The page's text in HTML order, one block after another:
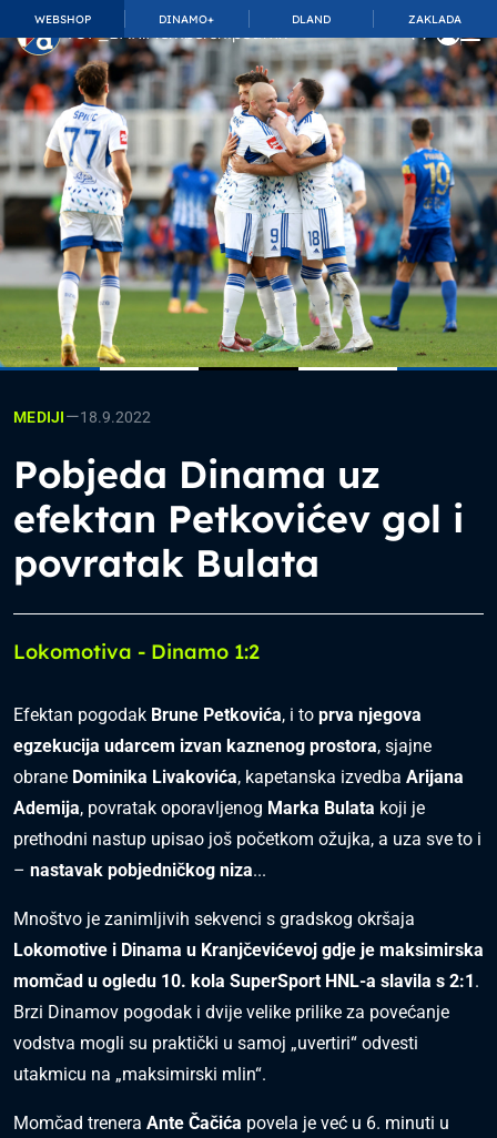
WEBSHOP DINAMO+ DLAND ZAKLADA
TOP_BAR.MembershipSuffix
MEDIJI—18.9.2022
Pobjeda Dinama uz
efektan Petkovićev gol i
povratak Bulata
Lokomotiva - Dinamo 1:2
Efektan pogodak Brune Petkovića, i to prva njegova
egzekucija udarcem izvan kaznenog prostora, sjajne
obrane Dominika Livakovića, kapetanska izvedba Arijana
Ademija, povratak oporavljenog Marka Bulata koji je
prethodni nastup upisao još početkom ožujka, a uza sve to i
– nastavak pobjedničkog niza...
Mnoštvo je zanimljivih sekvenci s gradskog okršaja
Lokomotive i Dinama u Kranjčevićevoj gdje je maksimirska
momčad u ogledu 10. kola SuperSport HNL-a slavila s 2:1.
Brzi Dinamov pogodak i dvije velike prilike za povećanje
vodstva mogli su praktički u samoj „uvertiri“ odvesti
utakmicu na „maksimirski mlin“.
Momčad trenera Ante Čačića povela je već u 6. minuti u